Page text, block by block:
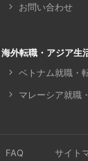
お問い合わせ
海外転職・アジア生
ベトナム就職・
マレーシア就職
FAQ サイト